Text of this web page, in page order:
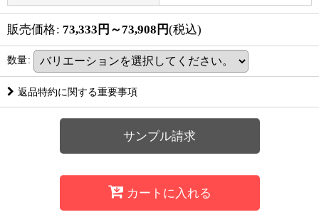
販売価格: 73,333 円 ～73,908 円(税込)
数量:
返品特約に関する重要事項
サンプル請求
カートに入れる